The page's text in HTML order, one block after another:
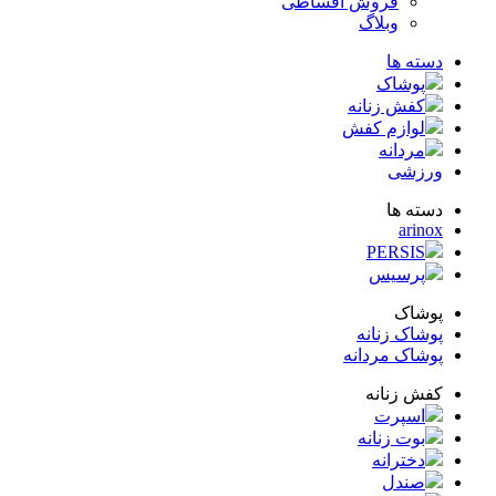
ها
پوشاک
کفش زنانه
لوازم کفش
مردانه
ها
PERSIS
پرسیس
زنانه
مردانه
زنانه
اسپرت
بوت زنانه
دخترانه
صندل